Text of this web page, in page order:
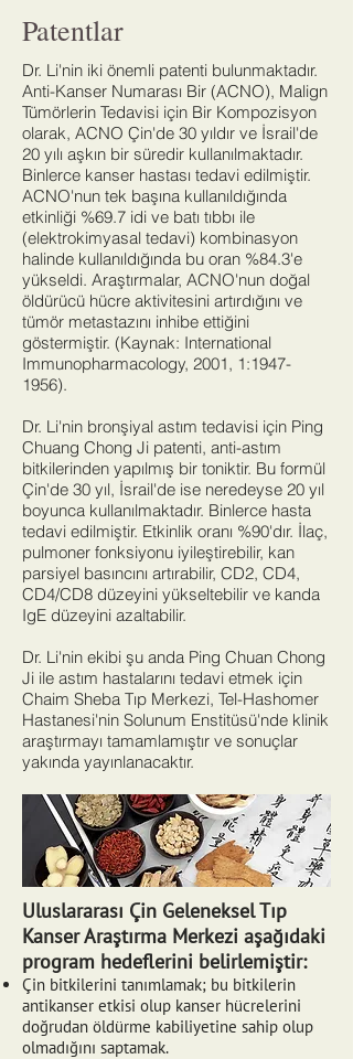
Patentlar
Dr. Li'nin iki önemli patenti bulunmaktadır.
Anti-Kanser Numarası Bir (ACNO), Malign
Tümörlerin Tedavisi için Bir Kompozisyon
olarak, ACNO Çin'de 30 yıldır ve İsrail'de
20 yılı aşkın bir süredir kullanılmaktadır.
Binlerce kanser hastası tedavi edilmiştir.
ACNO'nun tek başına kullanıldığında
etkinliği %69.7 idi ve batı tıbbı ile
(elektrokimyasal tedavi) kombinasyon
halinde kullanıldığında bu oran %84.3'e
yükseldi. Araştırmalar, ACNO'nun doğal
öldürücü hücre aktivitesini artırdığını ve
tümör metastazını inhibe ettiğini
göstermiştir. (Kaynak: International
Immunopharmacology, 2001, 1:1947-
1956).
Dr. Li'nin bronşiyal astım tedavisi için Ping
Chuang Chong Ji patenti, anti-astım
bitkilerinden yapılmış bir toniktir. Bu formül
Çin'de 30 yıl, İsrail'de ise neredeyse 20 yıl
boyunca kullanılmaktadır. Binlerce hasta
tedavi edilmiştir. Etkinlik oranı %90'dır. İlaç,
pulmoner fonksiyonu iyileştirebilir, kan
parsiyel basıncını artırabilir, CD2, CD4,
CD4/CD8 düzeyini yükseltebilir ve kanda
IgE düzeyini azaltabilir.
Dr. Li'nin ekibi şu anda Ping Chuan Chong
Ji ile astım hastalarını tedavi etmek için
Chaim Sheba Tıp Merkezi, Tel-Hashomer
Hastanesi'nin Solunum Enstitüsü'nde klinik
araştırmayı tamamlamıştır ve sonuçlar
yakında yayınlanacaktır.
Uluslararası Çin Geleneksel Tıp
Kanser Araştırma Merkezi aşağıdaki
program hedeflerini belirlemiştir:
Çin bitkilerini tanımlamak; bu bitkilerin
antikanser etkisi olup kanser hücrelerini
doğrudan öldürme kabiliyetine sahip olup
olmadığını saptamak.